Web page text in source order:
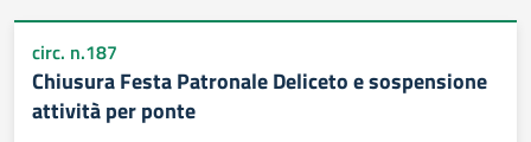
circ. n.187
Chiusura Festa Patronale Deliceto e sospensione
attività per ponte